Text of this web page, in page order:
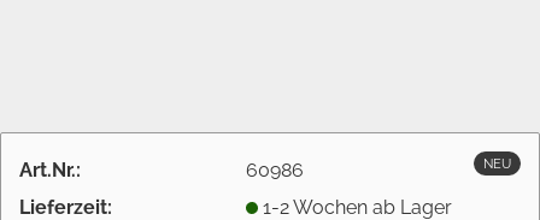
NEU
Art.Nr.:
60986
Lieferzeit:
1-2 Wochen ab Lager